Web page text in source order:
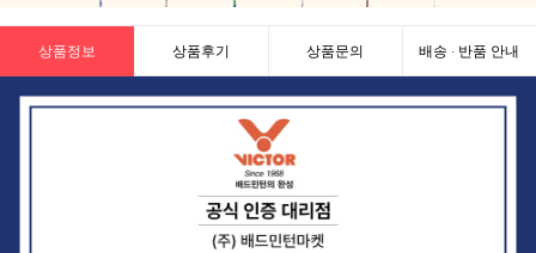
상품정보 상품후기 상품문의 배송 · 반품 안내